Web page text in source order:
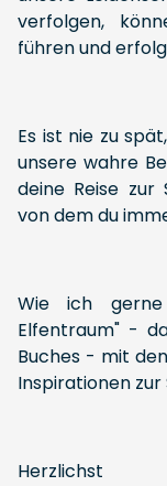
verfolgen,
führen und
Es ist nie zu
unsere wahre
deine Reise zur
von dem du
Wie ich gerne
Elfentraum" -
Buches - mit
Inspirationen zur
Herzlichst